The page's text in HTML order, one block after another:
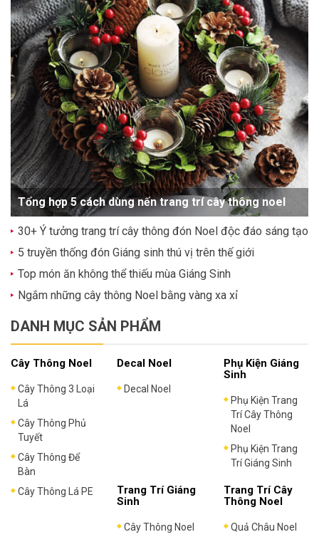
Tổng hợp 5 cách dùng nến trang trí cây thông noel
30+ Ý tưởng trang trí cây thông đón Noel độc đáo sáng tạo
5 truyền thống đón Giáng sinh thú vị trên thế giới
Top món ăn không thể thiếu mùa Giáng Sinh
Ngắm những cây thông Noel bằng vàng xa xỉ
DANH MỤC SẢN PHẨM
Cây Thông Noel
Cây Thông 3 Loại
Lá
Cây Thông Phủ
Tuyết
Cây Thông Để
Bàn
Cây Thông Lá PE
Decal Noel
Decal Noel
Phụ Kiện Giáng
Sinh
Phụ Kiện Trang
Trí Cây Thông
Noel
Phụ Kiện Trang
Trí Giáng Sinh
Trang Trí Giáng
Sinh
Cây Thông Noel
Trang Trí Cây
Thông Noel
Quả Châu Noel